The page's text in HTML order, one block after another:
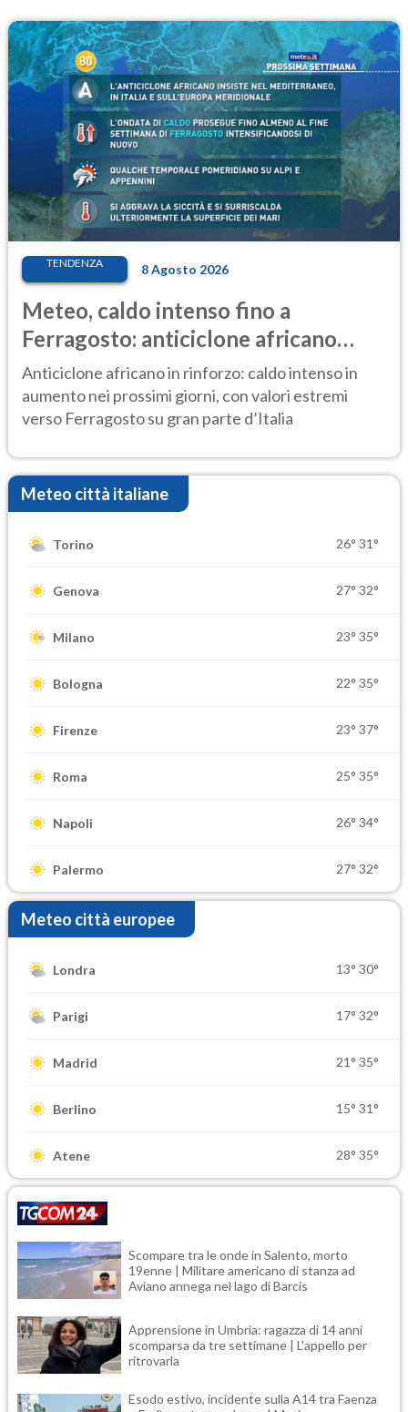
TENDENZA 8 Agosto 2026
Meteo, caldo intenso fino a
Ferragosto: anticiclone africano
ancora protagonista
Anticiclone africano in rinforzo: caldo intenso in
aumento nei prossimi giorni, con valori estremi
verso Ferragosto su gran parte d’Italia
Meteo città italiane
Torino 26° 31°
Genova 27° 32°
Milano 23° 35°
Bologna 22° 35°
Firenze 23° 37°
Roma 25° 35°
Napoli 26° 34°
Palermo 27° 32°
Meteo città europee
Londra 13° 30°
Parigi 17° 32°
Madrid 21° 35°
Berlino 15° 31°
Atene 28° 35°
Scompare tra le onde in Salento, morto
19enne | Militare americano di stanza ad
Aviano annega nel lago di Barcis
Apprensione in Umbria: ragazza di 14 anni
scomparsa da tre settimane | L'appello per
ritrovarla
Esodo estivo, incidente sulla A14 tra Faenza